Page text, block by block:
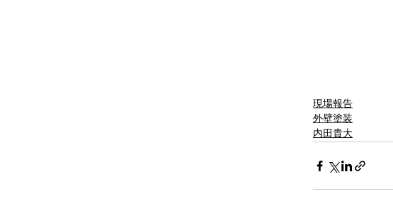
現場報告
外壁塗装
内田貴大